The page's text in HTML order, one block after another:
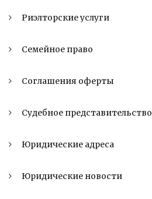
Риэлторские услуги
Семейное право
Соглашения оферты
Судебное представительство
Юридические адреса
Юридические новости